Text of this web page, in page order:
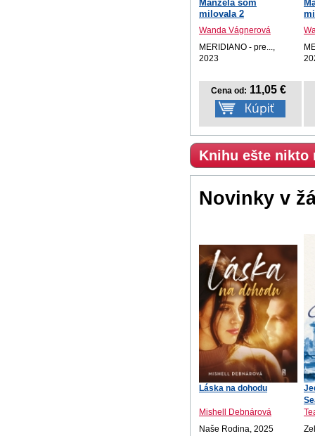
Manžela som
milovala 2
Wanda Vágnerová
MERIDIANO - pre...,
2023
Cena od: 11,05 €
Knihu ešte nikto
Novinky v
Láska na dohodu
Mishell Debnárová
Naše Rodina, 2025